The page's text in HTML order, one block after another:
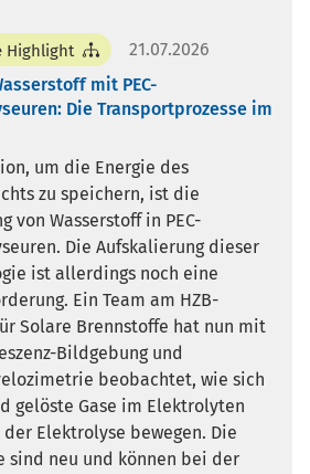
Highlight
21.07.2026
mit PEC-
Die Transportprozesse im
um die Energie des
zu speichern, ist die
von Wasserstoff in PEC-
Die Aufskalierung dieser
ist allerdings noch eine
Ein Team am HZB-
Solare Brennstoffe hat nun mit
Bildgebung und
beobachtet, wie sich
gelöste Gase im Elektrolyten
Elektrolyse bewegen. Die
sind neu und können bei der